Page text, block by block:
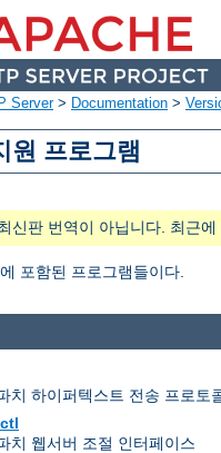
Server> Documentation >
원 프로그램
신판 번역이 아닙니다. 최근
포함된 프로그램들이다.
치 하이퍼텍스트 전송 프로토
치 웹서버 조절 인터페이스